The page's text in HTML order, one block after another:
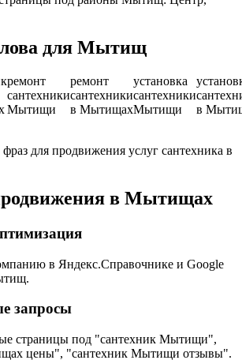
для Мытищ
ремонт
сантехники
Мытищи
ремонт
сантехники
в Мытищах
установка
сантехники
Мытищи
в
для продвижения услуг сантехника в
в Мытищах
в Яндекс.Справочнике и Google
запросы
страницы под "сантехник Мытищи",
цены", "сантехник Мытищи отзывы".